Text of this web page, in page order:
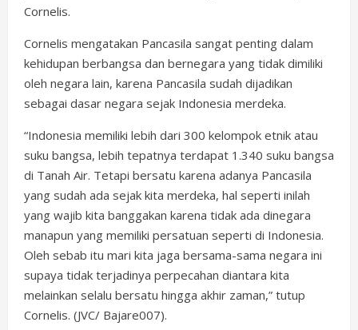
Cornelis.
Cornelis mengatakan Pancasila sangat penting dalam
kehidupan berbangsa dan bernegara yang tidak dimiliki
oleh negara lain, karena Pancasila sudah dijadikan
sebagai dasar negara sejak Indonesia merdeka.
“Indonesia memiliki lebih dari 300 kelompok etnik atau
suku bangsa, lebih tepatnya terdapat 1.340 suku bangsa
di Tanah Air. Tetapi bersatu karena adanya Pancasila
yang sudah ada sejak kita merdeka, hal seperti inilah
yang wajib kita banggakan karena tidak ada dinegara
manapun yang memiliki persatuan seperti di Indonesia.
Oleh sebab itu mari kita jaga bersama-sama negara ini
supaya tidak terjadinya perpecahan diantara kita
melainkan selalu bersatu hingga akhir zaman,” tutup
Cornelis. (JVC/ Bajare007).